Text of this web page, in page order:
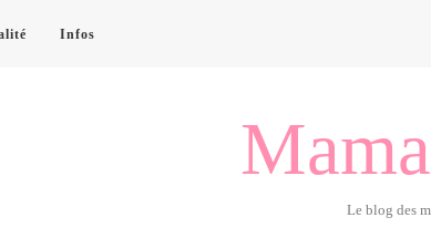
Infos
Le blog des